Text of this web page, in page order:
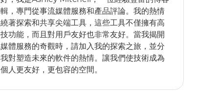
，專門從事流媒體服務和產品評論。我的熱情
著探索和共享尖端工具，這些工具不僅擁有高
功能，而且對用戶友好也非常友好。當我揭開
體服務的奇觀時，請加入我的探索之旅，並分
對塑造未來的軟件的熱情。讓我們使技術成為
人更友好，更包容的空間。